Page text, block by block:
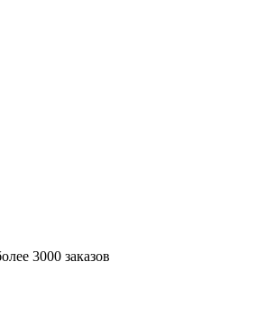
3000 заказов